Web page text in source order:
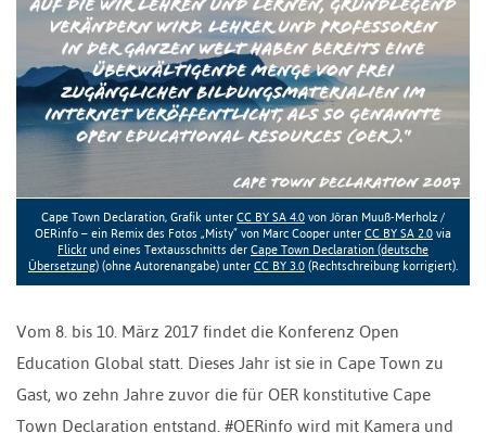
Cape Town Declaration, Grafik unter CC BY SA 4.0 von Jöran Muuß-Merholz /
OERinfo – ein Remix des Fotos „Misty“ von Marc Cooper unter CC BY SA 2.0 via
Flickr und eines Textausschnitts der Cape Town Declaration (deutsche
Übersetzung) (ohne Autorenangabe) unter CC BY 3.0 (Rechtschreibung korrigiert).
Vom 8. bis 10. März 2017 findet die Konferenz Open
Education Global statt. Dieses Jahr ist sie in Cape Town zu
Gast, wo zehn Jahre zuvor die für OER konstitutive Cape
Town Declaration entstand. #OERinfo wird mit Kamera und